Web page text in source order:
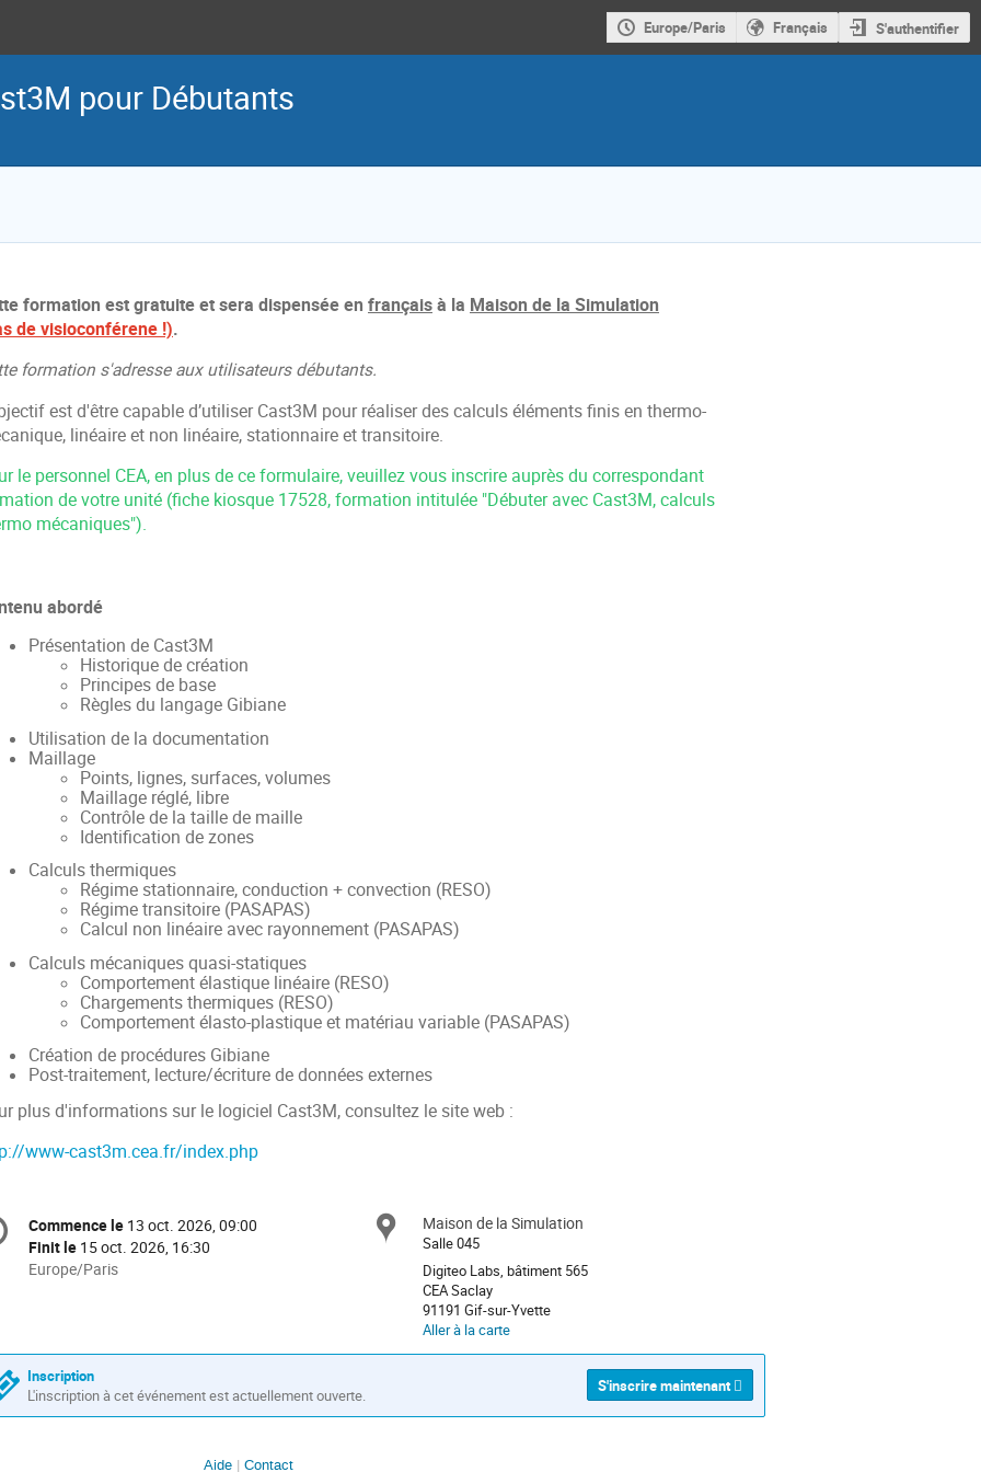
Europe/Paris Français S'authentifier
pour Débutants
formation est gratuite et sera dispensée en françaisà la Maison de la Simulation
de visioconférene !).
formation s'adresse aux utilisateurs débutants.
est d'être capable d’utiliser Cast3M pour réaliser des calculs éléments finis en thermo-
linéaire et non linéaire, stationnaire et transitoire.
le personnel CEA, en plus de ce formulaire, veuillez vous inscrire auprès du correspondant
de votre unité (fiche kiosque 17528, formation intitulée "Débuter avec Cast3M, calculs
mécaniques").
abordé
Présentation de Cast3M
Historique de création
Principes de base
Règles du langage Gibiane
Utilisation de la documentation
Maillage
Points, lignes, surfaces, volumes
Maillage réglé, libre
Contrôle de la taille de maille
Identification de zones
Calculs thermiques
Régime stationnaire, conduction + convection (RESO)
Régime transitoire (PASAPAS)
Calcul non linéaire avec rayonnement (PASAPAS)
Calculs mécaniques quasi-statiques
Comportement élastique linéaire (RESO)
Chargements thermiques (RESO)
Comportement élasto-plastique et matériau variable (PASAPAS)
Création de procédures Gibiane
Post-traitement, lecture/écriture de données externes
plus d'informations sur le logiciel Cast3M, consultez le site web :
www-cast3m.cea.fr/index.php
Date/Heure
Commence le 13 oct. 2026, 09:00
Finit le 15 oct. 2026, 16:30
Toutes
en
Europe/Paris
Europe/Paris
Site
Maison de la Simulation
Salle 045
Digiteo Labs, bâtiment 565
CEA Saclay
91191 Gif-sur-Yvette
Aller à la carte
Inscription
L'inscription à cet événement est actuellement ouverte.
S'inscrire maintenant
Aide Contact